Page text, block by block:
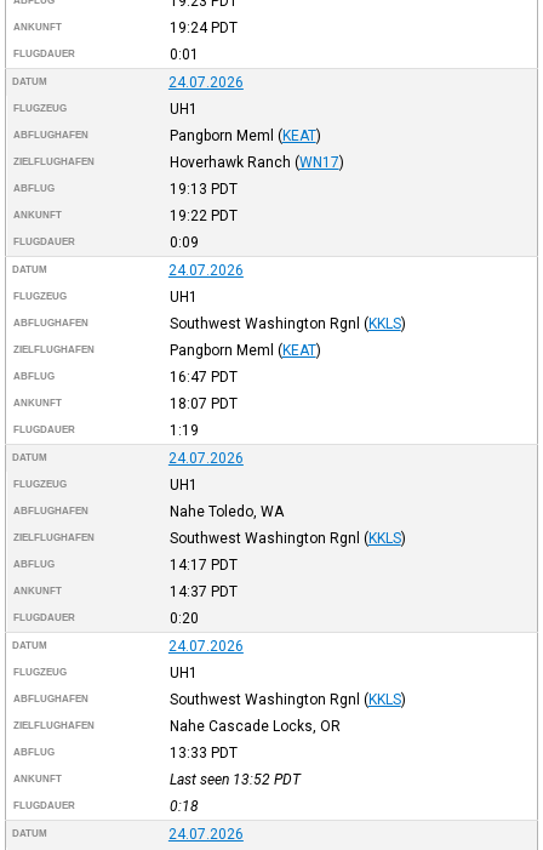
ANKUNFT 19:24PDT
FLUGDAUER 0:01
DATUM 24.07.2026
FLUGZEUG UH1
ABFLUGHAFEN Pangborn Meml (KEAT)
ZIELFLUGHAFEN Hoverhawk Ranch (WN17)
ABFLUG 19:13 PDT
ANKUNFT 19:22 PDT
FLUGDAUER 0:09
DATUM 24.07.2026
FLUGZEUG UH1
ABFLUGHAFEN Southwest Washington Rgnl (KKLS)
ZIELFLUGHAFEN Pangborn Meml (KEAT)
ABFLUG 16:47 PDT
ANKUNFT 18:07 PDT
FLUGDAUER 1:19
DATUM 24.07.2026
FLUGZEUG UH1
ABFLUGHAFEN Nahe Toledo, WA
ZIELFLUGHAFEN Southwest Washington Rgnl (KKLS)
ABFLUG 14:17 PDT
ANKUNFT 14:37 PDT
FLUGDAUER 0:20
DATUM 24.07.2026
FLUGZEUG UH1
ABFLUGHAFEN Southwest Washington Rgnl (KKLS)
ZIELFLUGHAFEN Nahe Cascade Locks, OR
ABFLUG 13:33 PDT
ANKUNFT Last seen 13:52 PDT
FLUGDAUER 0:18
DATUM 24.07.2026